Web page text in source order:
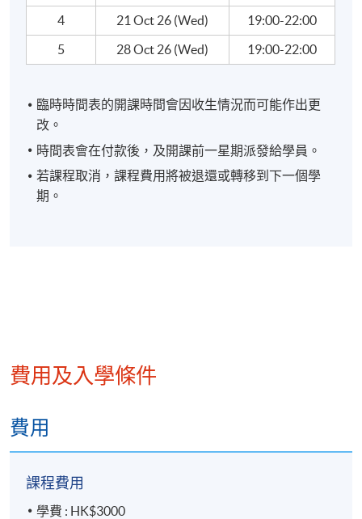
4
21 Oct 26 (Wed)
19:00-22:00
5
28 Oct 26 (Wed) 19:00-22:00
臨時時間表的開課時間會因收生情況而可能作出更
改。
時間表會在付款後，及開課前一星期派發給學員。
若課程取消，課程費用將被退還或轉移到下一個學
期。
費用及入學條件
費用
課程費用
學費 : HK$3000